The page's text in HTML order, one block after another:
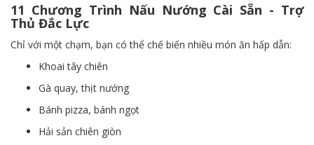
11 Chương Trình Nấu Nướng Cài Sẵn - Trợ
Thủ Đắc Lực
Chỉ với một chạm, bạn có thể chế biến nhiều món ăn hấp dẫn:
Khoai tây chiên
Gà quay, thịt nướng
Bánh pizza, bánh ngọt
Hải sản chiên giòn